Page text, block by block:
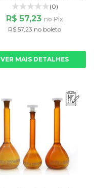
(0)
R$ 57,23 no Pix
R$ 57,23 no boleto
VER MAIS DETALHES